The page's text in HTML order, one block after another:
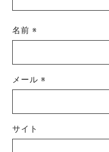
名前※
メール※
サイト